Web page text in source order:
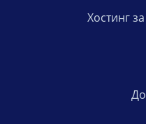
Хостинг